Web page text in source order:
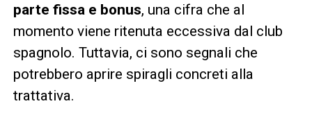
parte fissa e bonus, una cifra che al
momento viene ritenuta eccessiva dal club
spagnolo. Tuttavia, ci sono segnali che
potrebbero aprire spiragli concreti alla
trattativa.